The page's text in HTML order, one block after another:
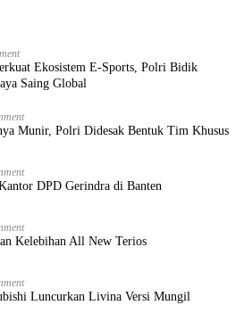
Ekosistem E-Sports, Polri Bidik
Saing Global
Munir, Polri Didesak Bentuk Tim Khusus
DPD Gerindra di Banten
Kelebihan All New Terios
Luncurkan Livina Versi Mungil